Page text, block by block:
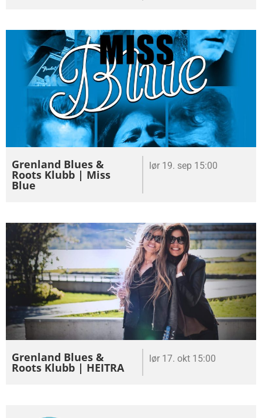
Grenland Blues &
Roots Klubb | Miss
Blue
lør 19. sep 15:00
Grenland Blues &
Roots Klubb | HEITRA
lør 17. okt 15:00